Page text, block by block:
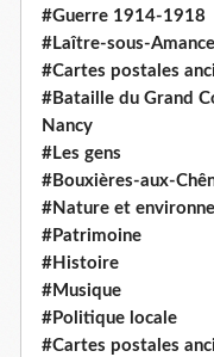
#Guerre 1914-1918
#Laître-sous-Amance
#Cartes postales
#Bataille du Grand
Nancy
#Les gens
#Bouxières-aux-
#Nature et
#Patrimoine
#Histoire
#Musique
#Politique locale
#Cartes postales